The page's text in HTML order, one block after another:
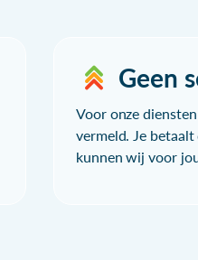
Geen
Voor onze
vermeld. Je
kunnen wij voor